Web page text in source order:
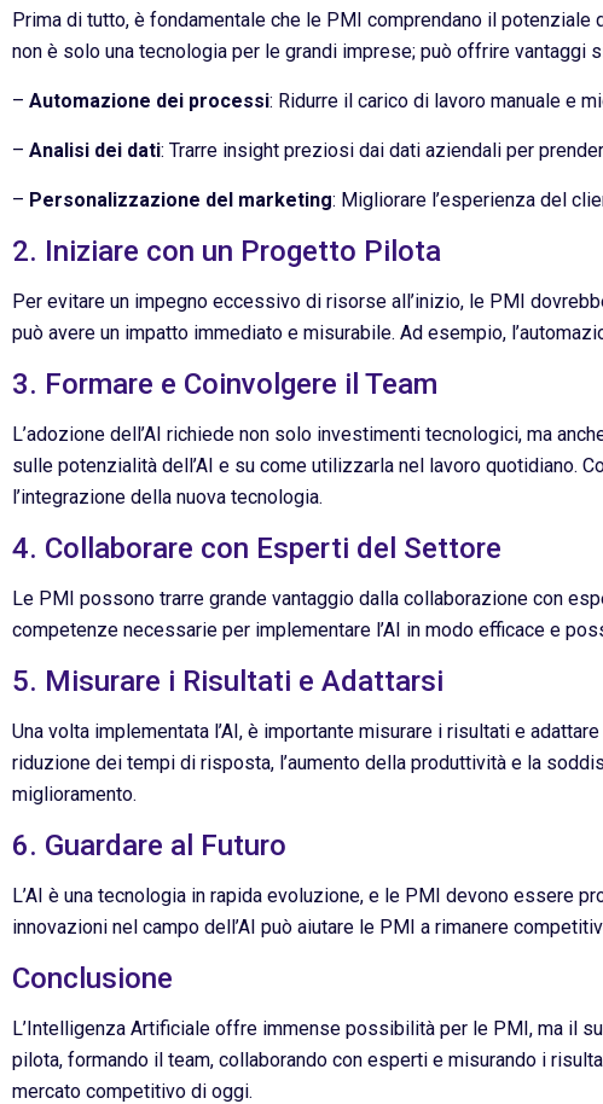
Prima di tutto, è fondamentale che le PMI comprendano il
non è solo una tecnologia per le grandi imprese; può offrire vantaggi
– Automazione dei processi: Ridurre il carico di lavoro manuale e
– Analisi dei dati: Trarre insight preziosi dai dati aziendali per
– Personalizzazione del marketing: Migliorare l’esperienza del
2. Iniziare con un Progetto Pilota
Per evitare un impegno eccessivo di risorse all’inizio, le PMI
può avere un impatto immediato e misurabile. Ad esempio,
3. Formare e Coinvolgere il Team
L’adozione dell’AI richiede non solo investimenti tecnologici, ma
sulle potenzialità dell’AI e su come utilizzarla nel lavoro quotidiano.
l’integrazione della nuova tecnologia.
4. Collaborare con Esperti del Settore
Le PMI possono trarre grande vantaggio dalla collaborazione con
competenze necessarie per implementare l’AI in modo efficace e
5. Misurare i Risultati e Adattarsi
Una volta implementata l’AI, è importante misurare i risultati e
riduzione dei tempi di risposta, l’aumento della produttività e la
miglioramento.
6. Guardare al Futuro
L’AI è una tecnologia in rapida evoluzione, e le PMI devono essere
innovazioni nel campo dell’AI può aiutare le PMI a rimanere
Conclusione
L’Intelligenza Artificiale offre immense possibilità per le PMI, ma il
pilota, formando il team, collaborando con esperti e misurando i
mercato competitivo di oggi.